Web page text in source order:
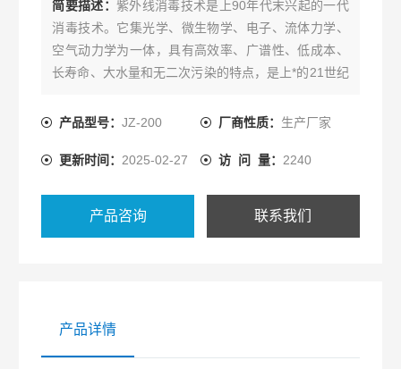
简要描述： 紫外线消毒技术是上90年代末兴起的一代
消毒技术。它集光学、微生物学、电子、流体力学、
空气动力学为一体，具有高效率、广谱性、低成本、
长寿命、大水量和无二次污染的特点，是上*的21世纪
产品型号：JZ-200 厂商性质： 生产厂家
更新时间： 2025-02-27 访 问 量： 2240
产品咨询 联系我们
产品详情